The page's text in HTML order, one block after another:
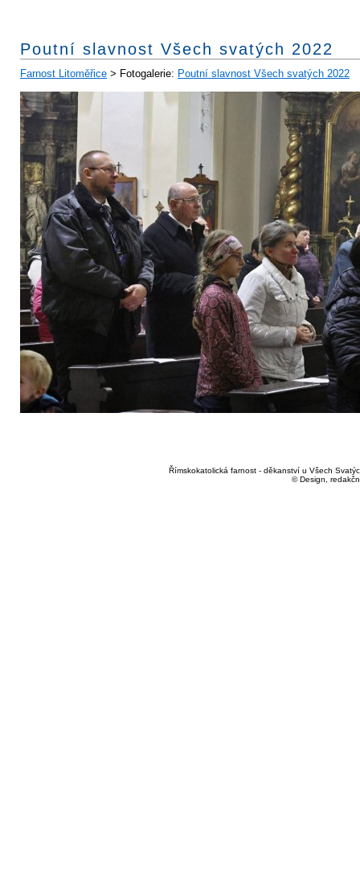
Poutní slavnost Všech svatých 2022
Farnost Litoměřice > Fotogalerie: Poutní slavnost Všech svatých 2022
Římskokatolická farnost - děkanství u Všech
© Design,